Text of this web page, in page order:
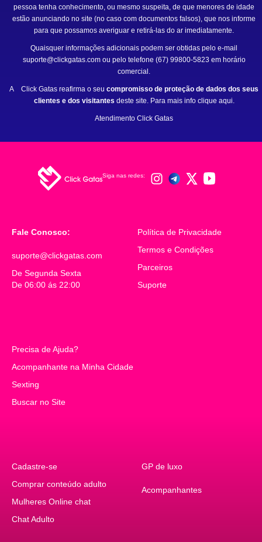
pessoa tenha conhecimento, ou mesmo suspeita, de que menores de idade
estão anunciando no site (no caso com documentos falsos), que nos informe
para que possamos averiguar e retirá-las do ar imediatamente.
Quaisquer informações adicionais podem ser obtidas pelo e-mail
suporte@clickgatas.comou pelo telefone (67) 99800-5823 em horário
comercial.
A Click Gatas reafirma o seu compromisso de proteção de dados dos seus
clientes e dos visitantes deste site. Para mais info clique aqui.
Atendimento Click Gatas
Siga nas redes:
Fale Conosco:
Fale Conosco
suporte@clickgatas.com
De Segunda Sexta
De 06:00 ás 22:00
Política de
Política de Privacidade
Termos e Condições
Termos e Condições
Parceiros
Parceiros
Suporte
Suporte
Precisa de Ajuda?
Precisa de Ajuda?
Acompanhante na Minha Cidade
Acompanhante na Minha Cidade
Conversar com mulheres
Sexting
Buscar no Site
Buscar no Site
Cadastre-se
Cadastre-se
Comprar conteúdo adulto
Comprar conteúdo adulto
Mulheres Online
Mulheres Online chat
Sexy Chat
Chat Adulto
GP de luxo
GP de luxo
Acompanhantes
Acompanhantes